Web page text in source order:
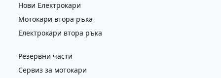
Нови Електрокари
Мотокари втора ръка
Електрокари втора ръка
Резервни части
Сервиз за мотокари